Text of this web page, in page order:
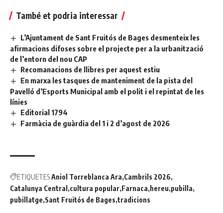
També et podria interessar
L’Ajuntament de Sant Fruitós de Bages desmenteix les
afirmacions difoses sobre el projecte per a la urbanització
de l’entorn del nou CAP
Recomanacions de llibres per aquest estiu
En marxa les tasques de manteniment de la pista del
Pavelló d’Esports Municipal amb el polit i el repintat de les
línies
Editorial 1794
Farmàcia de guàrdia del 1 i 2 d’agost de 2026
ETIQUETESAniol Torreblanca Ara Cambrils 2026
Catalunya Central cultura popular Farnaca hereu pubilla
pubillatge Sant Fruitós de Bages tradicions